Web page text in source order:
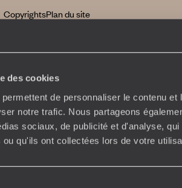
des cookies
de personnaliser le contenu
notre trafic. Nous partageons
sociaux, de publicité et d'analyse,
ou qu'ils ont collectées lors de votre
CopyrightsPlan du site